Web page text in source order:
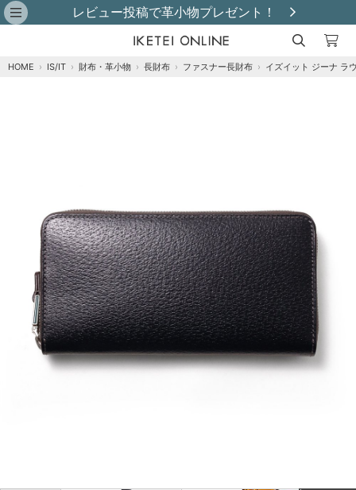
購入金額別最大4,000円OFFクーポン発行中！
HOME › IS/IT › 財布・革小物 › 長財布 › ファスナー長財布 › イズイット ジーナ ラ
※
クロ
残りわずか
カートに追加